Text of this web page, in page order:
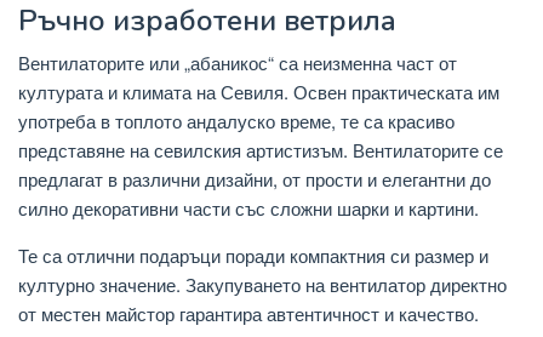
Ръчно изработени ветрила
Вентилаторите или „абаникос“ са неизменна част от
културата и климата на Севиля. Освен практическата им
употреба в топлото андалуско време, те са красиво
представяне на севилския артистизъм. Вентилаторите се
предлагат в различни дизайни, от прости и елегантни до
силно декоративни части със сложни шарки и картини.
Те са отлични подаръци поради компактния си размер и
културно значение. Закупуването на вентилатор директно
от местен майстор гарантира автентичност и качество.